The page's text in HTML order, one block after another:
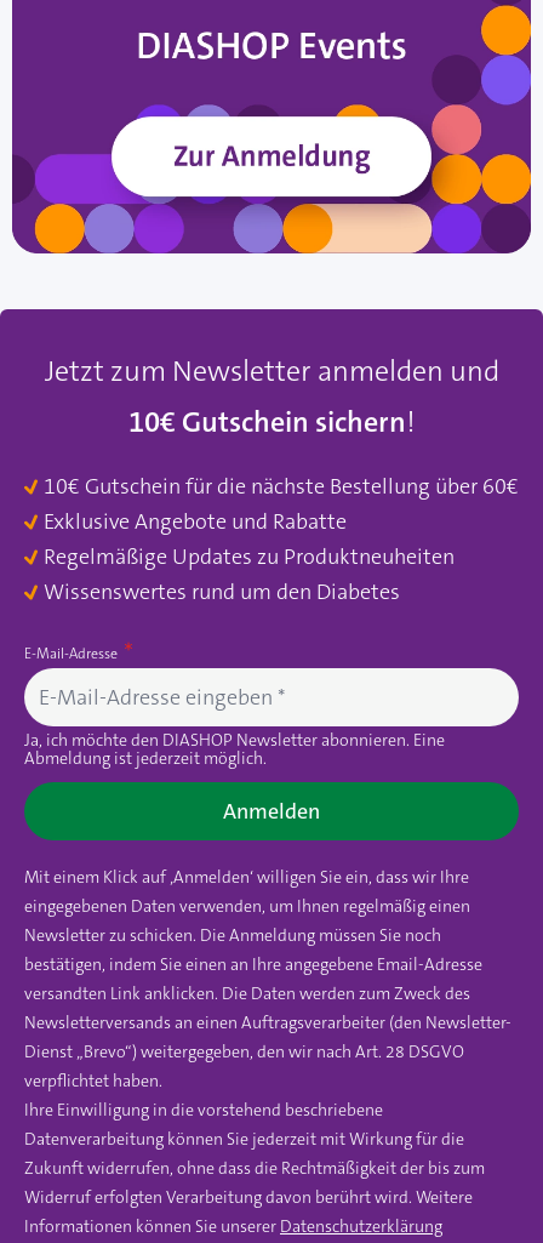
Jetzt zum Newsletter anmelden und
10€ Gutschein sichern!
10€ Gutschein für die nächste Bestellung über 60€
Exklusive Angebote und Rabatte
Regelmäßige Updates zu Produktneuheiten
Wissenswertes rund um den Diabetes
E-Mail-Adresse
Ja, ich möchte den DIASHOP Newsletter abonnieren. Eine
Abmeldung ist jederzeit möglich.
Anmelden
Mit einem Klick auf ‚Anmelden‘ willigen Sie ein, dass wir Ihre
eingegebenen Daten verwenden, um Ihnen regelmäßig einen
Newsletter zu schicken. Die Anmeldung müssen Sie noch
bestätigen, indem Sie einen an Ihre angegebene Email-Adresse
versandten Link anklicken. Die Daten werden zum Zweck des
Newsletterversands an einen Auftragsverarbeiter (den Newsletter-
Dienst „Brevo“) weitergegeben, den wir nach Art. 28 DSGVO
verpflichtet haben.
Ihre Einwilligung in die vorstehend beschriebene
Datenverarbeitung können Sie jederzeit mit Wirkung für die
Zukunft widerrufen, ohne dass die Rechtmäßigkeit der bis zum
Widerruf erfolgten Verarbeitung davon berührt wird. Weitere
Informationen können Sie unserer Datenschutzerklärung